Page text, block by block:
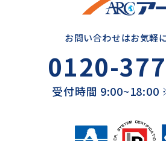
お問い合わせはお気軽
0120-
受付時間 9:00~18:00